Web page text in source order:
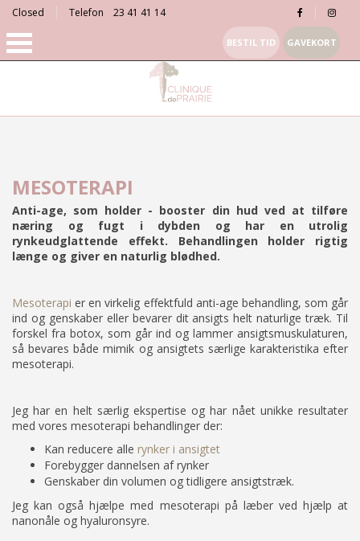
Closed Telefon 23 41 41 14
BESTIL TID GAVEKORT
MESOTERAPI
Anti-age, som holder - booster din hud ved at tilføre
næring og fugt i dybden og har en utrolig
rynkeudglattende effekt. Behandlingen holder rigtig
længe og giver en naturlig blødhed.
Mesoterapi er en virkelig effektfuld anti-age behandling, som går
ind og genskaber eller bevarer dit ansigts helt naturlige træk. Til
forskel fra botox, som går ind og lammer ansigtsmuskulaturen,
så bevares både mimik og ansigtets særlige karakteristika efter
mesoterapi.
Jeg har en helt særlig ekspertise og har nået unikke resultater
med vores mesoterapi behandlinger der:
Kan reducere alle rynker i ansigtet
Forebygger dannelsen af rynker
Genskaber din volumen og tidligere ansigtstræk.
Jeg kan også hjælpe med mesoterapi på læber ved hjælp at
nanonåle og hyaluronsyre.